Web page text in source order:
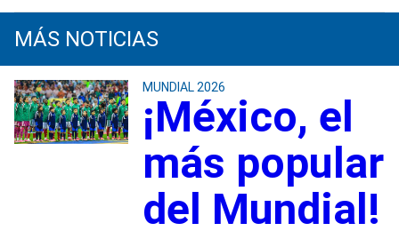
MÁS NOTICIAS
MUNDIAL 2026
¡México, el
más popular
del Mundial!